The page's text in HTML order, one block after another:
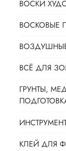
ВОСКИ
ВОСКОВЫЕ
ВСЁ ДЛЯ
ГРУНТЫ,
КЛЕЙ ДЛЯ